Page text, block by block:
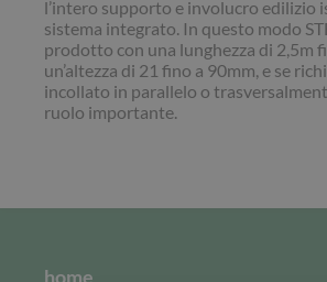
l’intero supporto e involucro edilizio
sistema integrato. In questo modo
prodotto con una lunghezza di 2,5m
un’altezza di 21 fino a 90mm, e se
incollato in parallelo o
ruolo importante.
home